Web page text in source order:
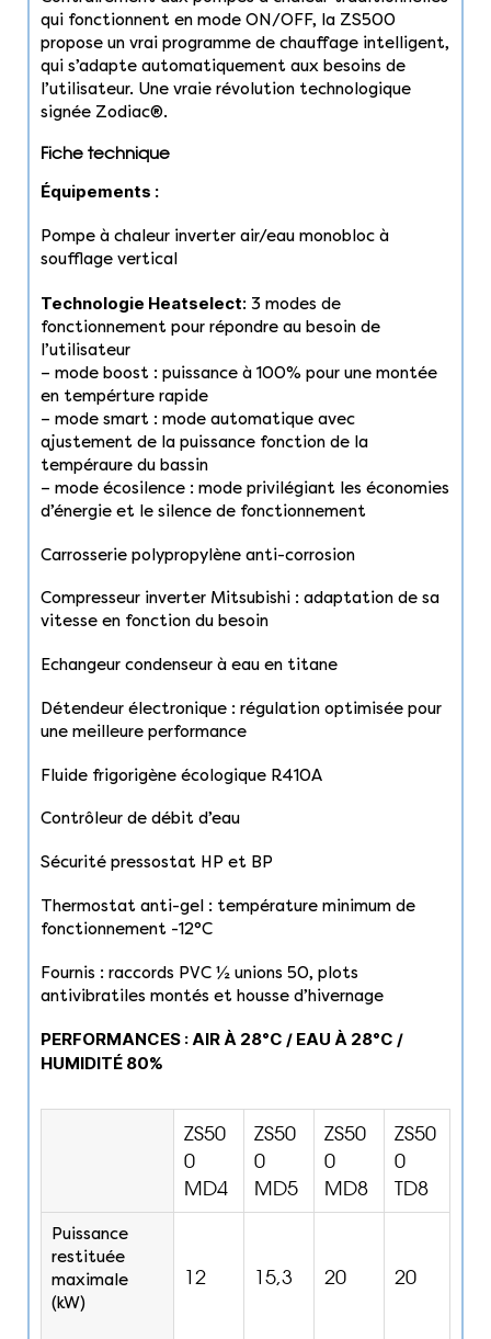
qui fonctionnent en mode ON/OFF, la ZS500
propose un vrai programme de chauffage intelligent,
qui s’adapte automatiquement aux besoins de
l’utilisateur. Une vraie révolution technologique
signée Zodiac®.
Fiche technique
Équipements :
Pompe à chaleur inverter air/eau monobloc à
soufflage vertical
Technologie Heatselect: 3 modes de
fonctionnement pour répondre au besoin de
l’utilisateur
– mode boost : puissance à 100% pour une montée
en tempérture rapide
– mode smart : mode automatique avec
ajustement de la puissance fonction de la
tempéraure du bassin
– mode écosilence : mode privilégiant les économies
d’énergie et le silence de fonctionnement
Carrosserie polypropylène anti-corrosion
Compresseur inverter Mitsubishi : adaptation de sa
vitesse en fonction du besoin
Echangeur condenseur à eau en titane
Détendeur électronique : régulation optimisée pour
une meilleure performance
Fluide frigorigène écologique R410A
Contrôleur de débit d’eau
Sécurité pressostat HP et BP
Thermostat anti-gel : température minimum de
fonctionnement -12°C
Fournis : raccords PVC ½ unions 50, plots
antivibratiles montés et housse d’hivernage
PERFORMANCES : AIR À 28°C / EAU À 28°C /
HUMIDITÉ 80%
ZS50
0
MD4
ZS50
0
MD5
ZS50
0
MD8
ZS50
0
TD8
Puissance
restituée
maximale
(kW)
12 15,3 20 20